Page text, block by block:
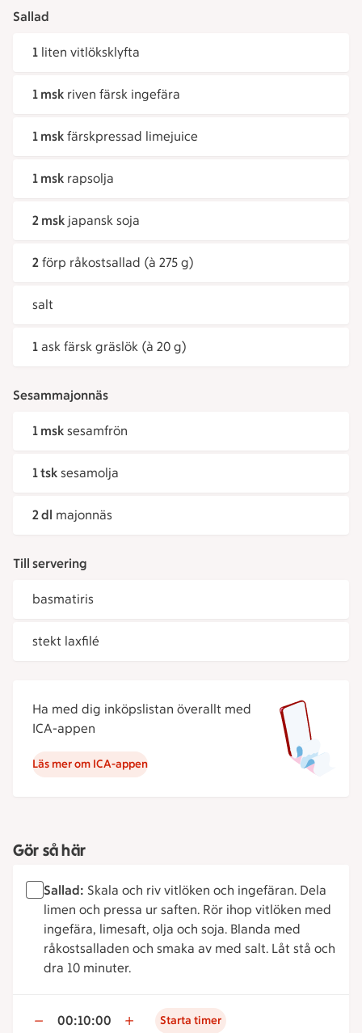
Sallad
1 liten vitlöksklyfta
1 msk riven färsk ingefära
1 msk färskpressad limejuice
1 msk rapsolja
2 msk japansk soja
2 förp råkostsallad (à 275 g)
salt
1 ask färsk gräslök (à 20 g)
Sesammajonnäs
1 msk sesamfrön
1 tsk sesamolja
2 dl majonnäs
Till servering
basmatiris
stekt laxfilé
Ha med dig inköpslistan överallt med
ICA-appen
Läs mer om ICA-appen
Gör så här
Sallad: Skala och riv vitlöken och ingefäran. Dela
limen och pressa ur saften. Rör ihop vitlöken med
ingefära, limesaft, olja och soja. Blanda med
råkostsalladen och smaka av med salt. Låt stå och
dra 10 minuter.
00:10:00 Starta timer